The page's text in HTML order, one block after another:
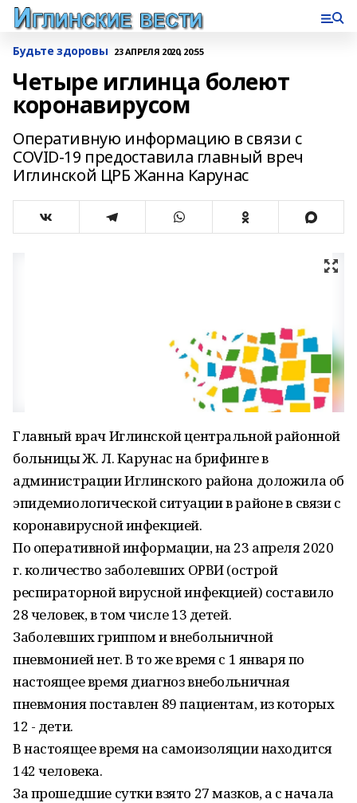
Будьте здоровы 23 АПРЕЛЯ 2020, 20:55
Четыре иглинца болеют
коронавирусом
Оперативную информацию в связи с
COVID-19 предоставила главный вреч
Иглинской ЦРБ Жанна Карунас
Главный врач Иглинской центральной районной
больницы Ж. Л. Карунас на брифинге в
администрации Иглинского района доложила об
эпидемиологической ситуации в районе в связи с
коронавирусной инфекцией.
По оперативной информации, на 23 апреля 2020
г. количество заболевших ОРВИ (острой
респираторной вирусной инфекцией) составило
28 человек, в том числе 13 детей.
Заболевших гриппом и внебольничной
пневмонией нет. В то же время с 1 января по
настоящее время диагноз внебольничная
пневмония поставлен 89 пациентам, из которых
12 - дети.
В настоящее время на самоизоляции находится
142 человека.
За прошедшие сутки взято 27 мазков, а с начала